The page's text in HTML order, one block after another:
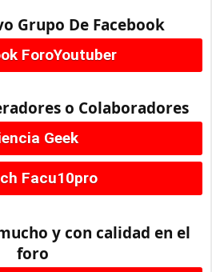
Grupo De Facebook
ForoYoutuber
o Colaboradores
Geek
Facu10pro
y con calidad en el
foro